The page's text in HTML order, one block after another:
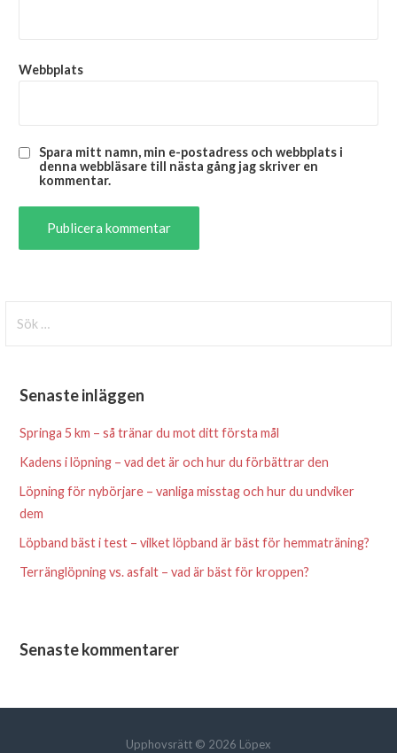
Webbplats
Spara mitt namn, min e-postadress och webbplats i
denna webbläsare till nästa gång jag skriver en
kommentar.
efter:
Senaste inläggen
Springa 5 km – så tränar du mot ditt första mål
Kadens i löpning – vad det är och hur du förbättrar den
Löpning för nybörjare – vanliga misstag och hur du undviker
dem
Löpband bäst i test – vilket löpband är bäst för hemmaträning?
Terränglöpning vs. asfalt – vad är bäst för kroppen?
Senaste kommentarer
Upphovsrätt © 2026 Löpex